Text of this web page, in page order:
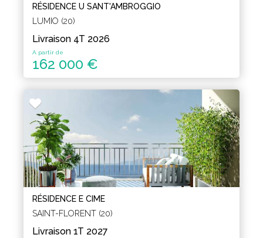
RÉSIDENCE U SANT'AMBROGGIO
LUMIO (20)
Livraison 4T 2026
A partir de
162 000 €
RÉSIDENCE E CIME
SAINT-FLORENT (20)
Livraison 1T 2027